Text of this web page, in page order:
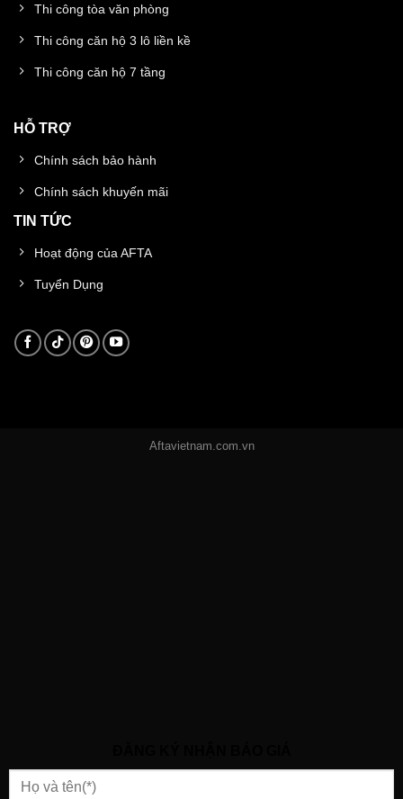
Thi công tòa văn phòng
Thi công căn hộ 3 lô liền kề
Thi công căn hộ 7 tầng
HỖ TRỢ
Chính sách bảo hành
Chính sách khuyến mãi
TIN TỨC
Hoạt động của AFTA
Tuyển Dụng
Aftavietnam.com.vn